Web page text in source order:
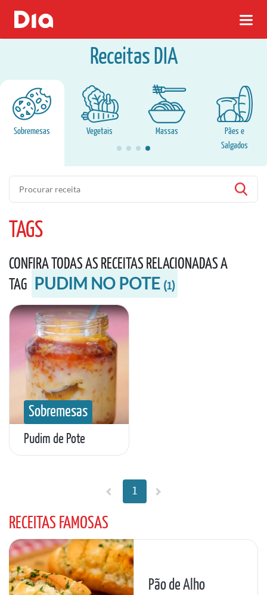
Receitas DIA
Sobremesas Vegetais Massas
Pães e
Salgados
Pesquisa
TAGS
CONFIRA TODAS AS RECEITAS RELACIONADAS A
TAG PUDIM NO POTE (1)
Sobremesas
Pudim de Pote
1
RECEITAS FAMOSAS
Pão de Alho